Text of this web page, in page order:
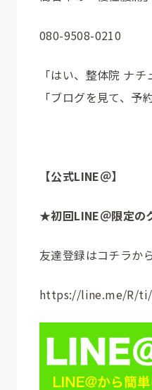
080-9508-0210
「はい、整体院 ナ
「ブログを見て、
【公式LINE＠】
★初回LINE＠限定の
友達登録はコチラか
https://line.me/R/